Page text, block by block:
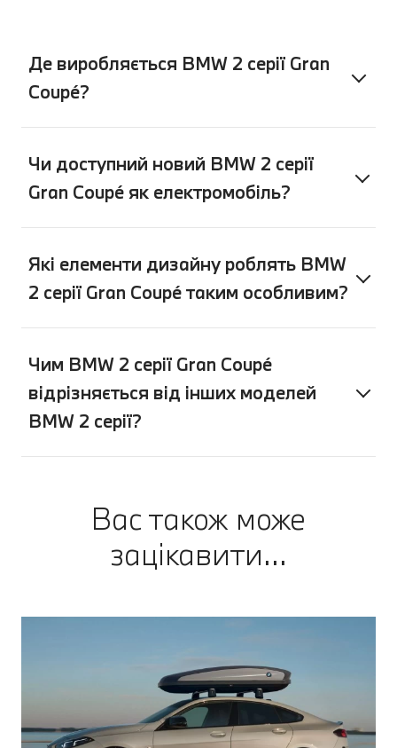
Де виробляється BMW 2 серії Gran
Coupé?
Чи доступний новий BMW 2 серії
Gran Coupé як електромобіль?
Які елементи дизайну роблять BMW
2 серії Gran Coupé таким особливим?
Чим BMW 2 серії Gran Coupé
відрізняється від інших моделей
BMW 2 серії?
Вас також може
зацікавити...